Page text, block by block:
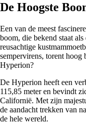
De Hoogste
Een van de meest
boom, die bekend staat
reusachtige
sempervirens, torent hoog
Hyperion?
De Hyperion heeft een
115,85 meter en bevindt
Californië. Met zijn
de aandacht trekken van
de hele wereld.